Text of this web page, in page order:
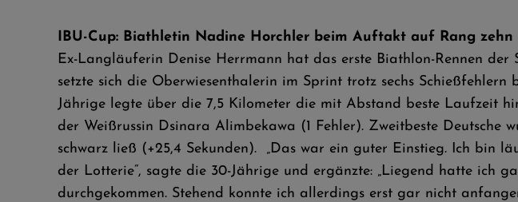
IBU-Cup: Biathletin Nadine Horchler beim Auftakt auf Rang zehn
Ex-Langläuferin Denise Herrmann hat das erste Biathlon-Rennen der
setzte sich die Oberwiesenthalerin im Sprint trotz sechs
Jährige legte über die 7,5 Kilometer die mit Abstand beste Laufzeit
der Weißrussin Dsinara Alimbekawa (1 Fehler). Zweitbeste
schwarz ließ (+25,4 Sekunden). „Das war ein guter Einstieg. Ich bin
der Lotterie“, sagte die 30-Jährige und ergänzte: „Liegend hatte ich
durchgekommen. Stehend konnte ich allerdings erst gar nicht